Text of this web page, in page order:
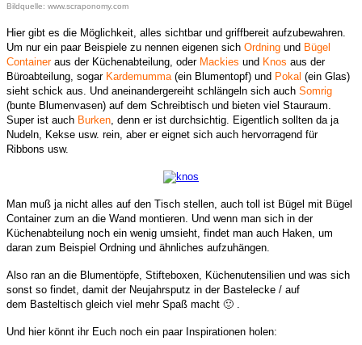
Bildquelle: www.scraponomy.com
Hier gibt es die Möglichkeit, alles sichtbar und griffbereit aufzubewahren.
Um nur ein paar Beispiele zu nennen eigenen sich Ordning und Bügel
Containeraus der Küchenabteilung, oder Mackies und Knos aus der
Büroabteilung, sogar Kardemumma (ein Blumentopf) und Pokal (ein Glas)
sieht schick aus. Und aneinandergereiht schlängeln sich auch Somrig
(bunte Blumenvasen) auf dem Schreibtisch und bieten viel Stauraum.
Super ist auch Burken , denn er ist durchsichtig. Eigentlich sollten da ja
Nudeln, Kekse usw. rein, aber er eignet sich auch hervorragend für
Ribbons usw.
Man muß ja nicht alles auf den Tisch stellen, auch toll ist Bügel mit Bügel
Container zum an die Wand montieren. Und wenn man sich in der
Küchenabteilung noch ein wenig umsieht, findet man auch Haken, um
daran zum Beispiel Ordning und ähnliches aufzuhängen.
Also ran an die Blumentöpfe, Stifteboxen, Küchenutensilien und was sich
sonst so findet, damit der Neujahrsputz in der Bastelecke / auf
dem Basteltisch gleich viel mehr Spaß macht 🙂 .
Und hier könnt ihr Euch noch ein paar Inspirationen holen: